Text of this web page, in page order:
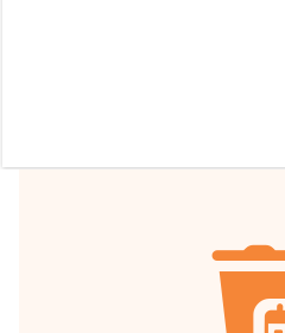
Hilfsbereitschaft!